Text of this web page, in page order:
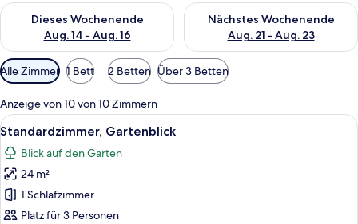
Dieses Wochenende
Aug. 14 - Aug. 16
Überprüfe die Verfügbarkeit für dieses Wochenende, Aug. 14
Nächstes Wochenende
Aug. 21 - Aug. 23
Überprüfe die Verfügbarkeit
Verfügbare
Filter
für
Zimmer
Alle Zimmer 1 Bett 2 Betten Über 3 Betten
Anzeige von 10 von 10 Zimmern
Alle
Fotos
für
Standardzimmer,
Gartenblick
anzeigen
Ein modernes Hotelzimmer mit
7
Standardzimmer, Gartenblick
Blick auf den Garten
24 m²
1 Schlafzimmer
Platz für 3 Personen